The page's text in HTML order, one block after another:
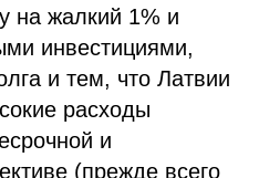
на жалкий 1% и
инвестициями,
и тем, что Латвии
расходы
и
(прежде всего